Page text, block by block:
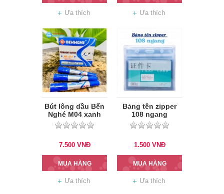
Ưa thích Ưa thích
Bút lông dầu Bến
Nghé M04 xanh
7.500 VNĐ
MUA HÀNG
Ưa thích
Bảng tên zipper
108 ngang
1.500 VNĐ
MUA HÀNG
Ưa thích